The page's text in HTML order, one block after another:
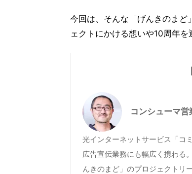
今回は、そんな「げんきのまど
ェクトにかける想いや10周年を
コンシューマ
光インターネットサービス「コ
広告宣伝業務にも幅広く携わる
んきのまど」のプロジェクトリ